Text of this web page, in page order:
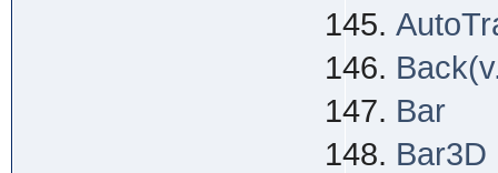
Bar
Bar3D